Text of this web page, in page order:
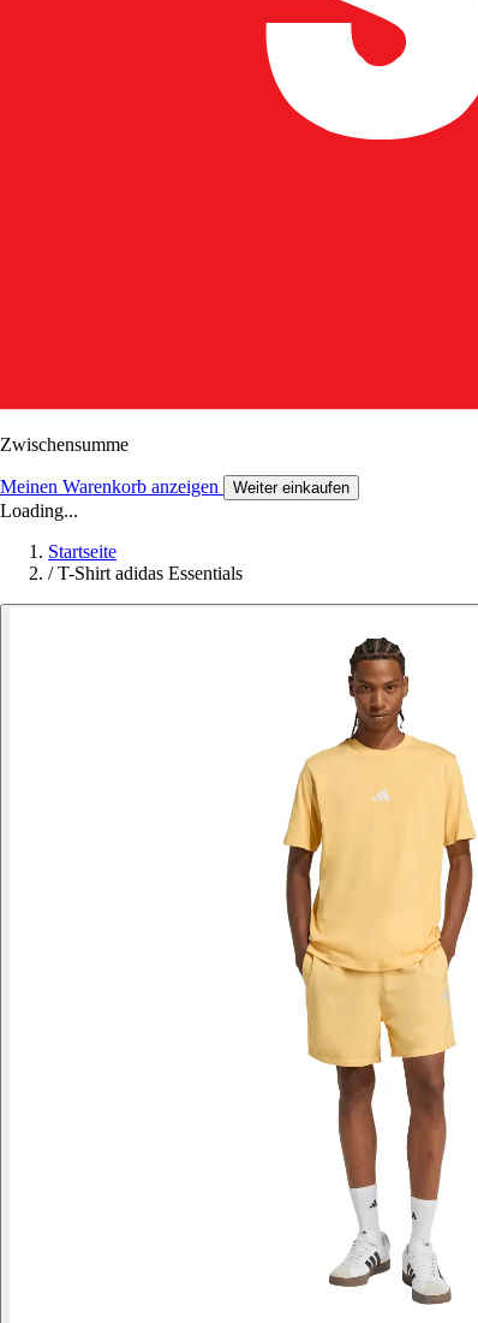
Zwischensumme
Meinen Warenkorb anzeigen Weiter einkaufen
Loading...
Startseite
/ T-Shirt adidas Essentials